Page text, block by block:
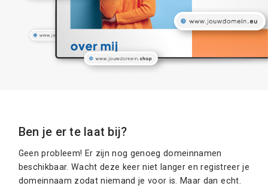
Ben je er te laat bij?
Geen probleem! Er zijn nog genoeg domeinnamen
beschikbaar. Wacht deze keer niet langer en registreer je
domeinnaam zodat niemand je voor is. Maar dan echt.